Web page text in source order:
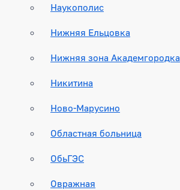
Наукополис
Нижняя Ельцовка
Нижняя зона Академгородка
Никитина
Ново-Марусино
Областная больница
ОбьГЭС
Овражная